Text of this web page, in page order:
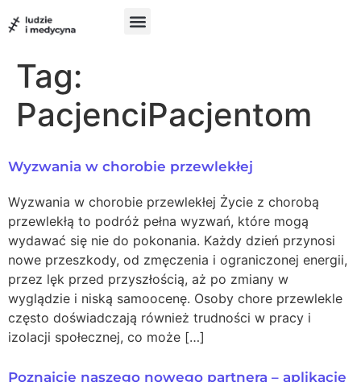
treści
Tag:
PacjenciPacjentom
Wyzwania w chorobie przewlekłej
Wyzwania w chorobie przewlekłej Życie z chorobą
przewlekłą to podróż pełna wyzwań, które mogą
wydawać się nie do pokonania. Każdy dzień przynosi
nowe przeszkody, od zmęczenia i ograniczonej energii,
przez lęk przed przyszłością, aż po zmiany w
wyglądzie i niską samoocenę. Osoby chore przewlekle
często doświadczają również trudności w pracy i
izolacji społecznej, co może […]
Poznajcie naszego nowego partnera – aplikację